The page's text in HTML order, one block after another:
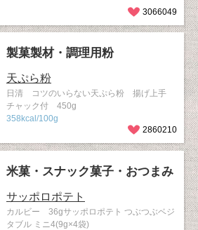
3066049
製菓製材・調理用粉
天ぷら粉
日清 コツのいらない天ぷら粉 揚げ上手
チャック付 450g
358kcal/100g
2860210
米菓・スナック菓子・おつまみ
サッポロポテト
カルビー 36gサッポロポテト つぶつぶベジ
タブル ミニ4(9g×4袋)